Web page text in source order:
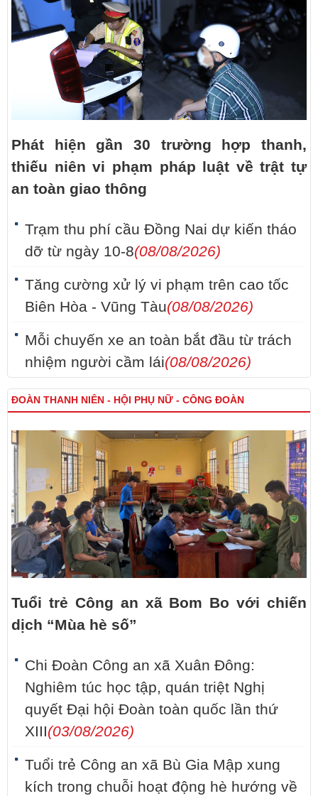
Phát hiện gần 30 trường hợp thanh,
thiếu niên vi phạm pháp luật về trật tự
an toàn giao thông
Trạm thu phí cầu Đồng Nai dự kiến tháo
dỡ từ ngày 10-8(08/08/2026)
Tăng cường xử lý vi phạm trên cao tốc
Biên Hòa - Vũng Tàu(08/08/2026)
Mỗi chuyến xe an toàn bắt đầu từ trách
nhiệm người cầm lái(08/08/2026)
ĐOÀN THANH NIÊN - HỘI PHỤ NỮ - CÔNG ĐOÀN
Tuổi trẻ Công an xã Bom Bo với chiến
dịch “Mùa hè số”
Chi Đoàn Công an xã Xuân Đông:
Nghiêm túc học tập, quán triệt Nghị
quyết Đại hội Đoàn toàn quốc lần thứ
XIII(03/08/2026)
Tuổi trẻ Công an xã Bù Gia Mập xung
kích trong chuỗi hoạt động hè hướng về